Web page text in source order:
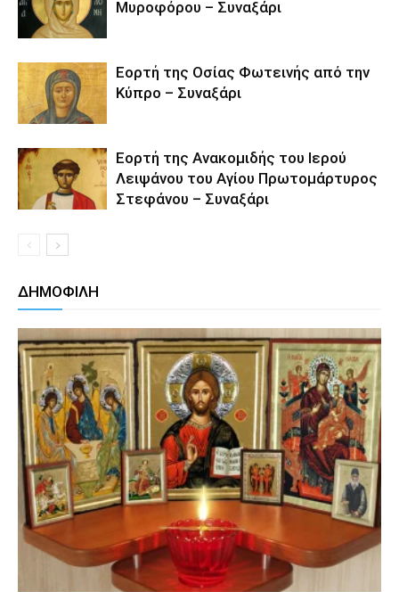
Μυροφόρου – Συναξάρι
Εορτή της Οσίας Φωτεινής από την
Κύπρο – Συναξάρι
Εορτή της Ανακομιδής του Ιερού
Λειψάνου του Αγίου Πρωτομάρτυρος
Στεφάνου – Συναξάρι
ΔΗΜΟΦΙΛΗ